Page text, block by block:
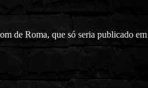
de Roma, que só seria publicado em